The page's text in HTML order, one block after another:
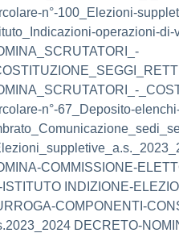
n°-100_Elezioni-
operazioni-di-
n°-67_Deposito-
COMMISSIONE-
ISTITUTO INDIZIONE-
COMPONENTI-
DECRETO-